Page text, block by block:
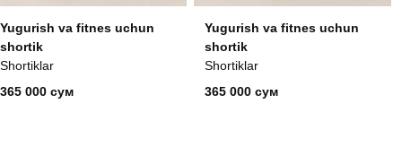
Yugurish va fitnes uchun
shortik
Shortiklar
365 000 сум
Yugurish va fitnes uchun
shortik
Shortiklar
365 000 сум